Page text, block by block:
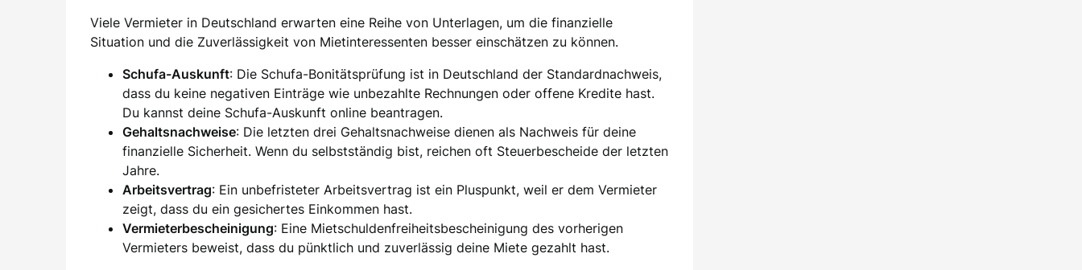
Viele Vermieter in Deutschland erwarten eine Reihe von Unterlagen, um die finanzielle
Situation und die Zuverlässigkeit von Mietinteressenten besser einschätzen zu können.
Schufa-Auskunft: Die Schufa-Bonitätsprüfung ist in Deutschland der Standardnachweis,
dass du keine negativen Einträge wie unbezahlte Rechnungen oder offene Kredite hast.
Du kannst deine Schufa-Auskunft online beantragen.
Gehaltsnachweise: Die letzten drei Gehaltsnachweise dienen als Nachweis für deine
finanzielle Sicherheit. Wenn du selbstständig bist, reichen oft Steuerbescheide der letzten
Jahre.
Arbeitsvertrag: Ein unbefristeter Arbeitsvertrag ist ein Pluspunkt, weil er dem Vermieter
zeigt, dass du ein gesichertes Einkommen hast.
Vermieterbescheinigung: Eine Mietschuldenfreiheitsbescheinigung des vorherigen
Vermieters beweist, dass du pünktlich und zuverlässig deine Miete gezahlt hast.